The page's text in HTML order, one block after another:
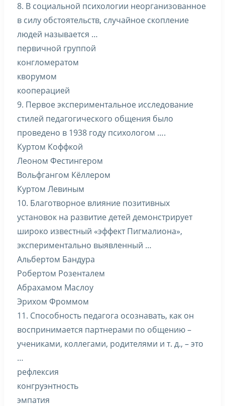
8. В социальной психологии неорганизованное
в силу обстоятельств, случайное скопление
людей называется …
первичной группой
конгломератом
кворумом
кооперацией
9. Первое экспериментальное исследование
стилей педагогического общения было
проведено в 1938 году психологом ….
Куртом Коффкой
Леоном Фестингером
Вольфгангом Кёллером
Куртом Левиным
10. Благотворное влияние позитивных
установок на развитие детей демонстрирует
широко известный «эффект Пигмалиона»,
экспериментально выявленный …
Альбертом Бандура
Робертом Розенталем
Абрахамом Маслоу
Эрихом Фроммом
11. Способность педагога осознавать, как он
воспринимается партнерами по общению –
учениками, коллегами, родителями и т. д., – это
…
рефлексия
конгруэнтность
эмпатия